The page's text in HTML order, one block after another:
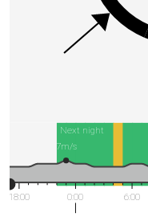
Next night
18:00 0:00 6:00
7m/s